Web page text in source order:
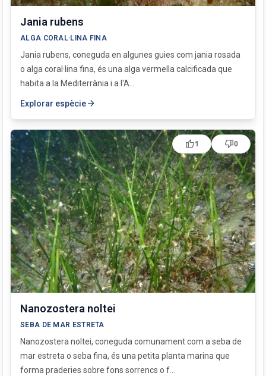
Jania rubens
ALGA CORAL·LINA FINA
Jania rubens, coneguda en algunes guies com jania rosada
o alga coral·lina fina, és una alga vermella calcificada que
habita a la Mediterrània i a l'A...
Explorar espèciearrow_forward
Nanozostera noltei
SEBA DE MAR ESTRETA
Nanozostera noltei, coneguda comunament com a seba de
mar estreta o seba fina, és una petita planta marina que
forma praderies sobre fons sorrencs o f...
thumb_up1 thumb_down0